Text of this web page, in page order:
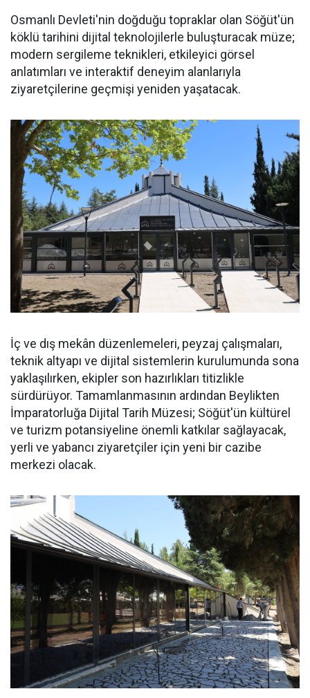
Osmanlı Devleti'nin doğduğu topraklar olan Söğüt'ün
köklü tarihini dijital teknolojilerle buluşturacak müze;
modern sergileme teknikleri, etkileyici görsel
anlatımları ve interaktif deneyim alanlarıyla
ziyaretçilerine geçmişi yeniden yaşatacak.
İç ve dış mekân düzenlemeleri, peyzaj çalışmaları,
teknik altyapı ve dijital sistemlerin kurulumunda sona
yaklaşılırken, ekipler son hazırlıkları titizlikle
sürdürüyor. Tamamlanmasının ardından Beylikten
İmparatorluğa Dijital Tarih Müzesi; Söğüt'ün kültürel
ve turizm potansiyeline önemli katkılar sağlayacak,
yerli ve yabancı ziyaretçiler için yeni bir cazibe
merkezi olacak.